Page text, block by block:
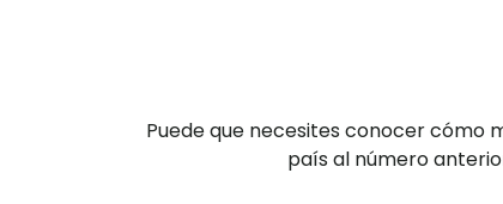
Puede que necesites conocer cómo
país al número